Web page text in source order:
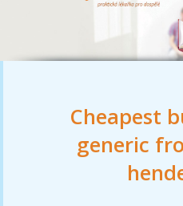
Cheapest
generic